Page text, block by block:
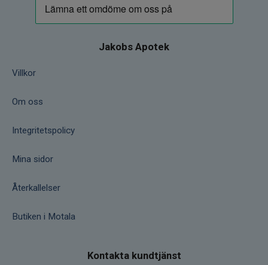
Jakobs Apotek
Villkor
Om oss
Integritetspolicy
Mina sidor
Återkallelser
Butiken i Motala
Kontakta kundtjänst